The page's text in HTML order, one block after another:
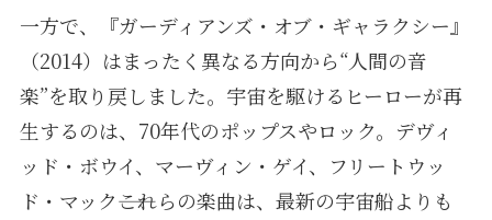
一方で、『ガーディアンズ・オブ・ギャラクシー』
（2014）はまったく異なる方向から“人間の音
楽”を取り戻しました。宇宙を駆けるヒーローが再
生するのは、70年代のポップスやロック。デヴィ
ッド・ボウイ、マーヴィン・ゲイ、フリートウッ
ド・マック――これらの楽曲は、最新の宇宙船よりも